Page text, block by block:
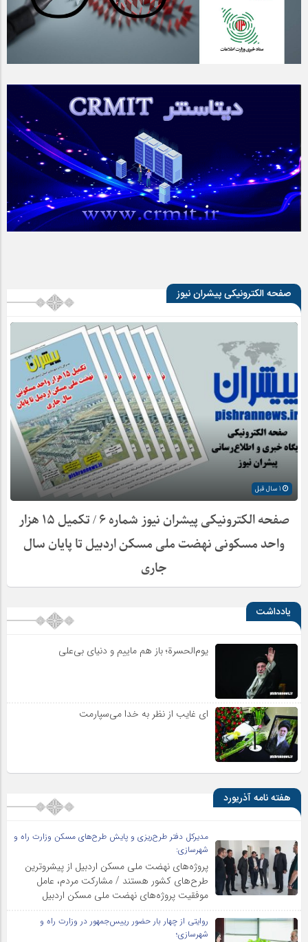
صفحه الکترونیکی پیشران نیوز
صفحه الکترونیکی پیشران نیوز شماره ۶ / تکمیل ۱۵ هزار
واحد مسکونی نهضت ملی مسکن اردبیل تا پایان سال
جاری
یادداشت
یوم‌الحسرة؛ باز هم ماییم و دنیای بی‌علی
ای غایب از نظر به خدا می‌سپارمت
هفته نامه آذریورد
مدیرکل دفتر طرح‌ریزی و پایش طرح‌های مسکن وزارت راه و
شهرسازی:
پروژه‌های نهضت ملی مسکن اردبیل از پیشروترین
طرح‌های کشور هستند / مشارکت مردم، عامل
موفقیت پروژه‌های نهضت ملی مسکن اردبیل
روایتی از چهار بار حضور رییس‌جمهور در وزارت راه و
شهرسازی؛